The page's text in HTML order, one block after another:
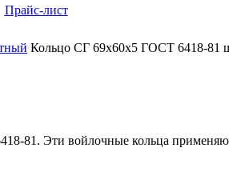
Прайс-лист
Кольцо СГ 69х60х5 ГОСТ 6418-81
81. Эти войлочные кольца